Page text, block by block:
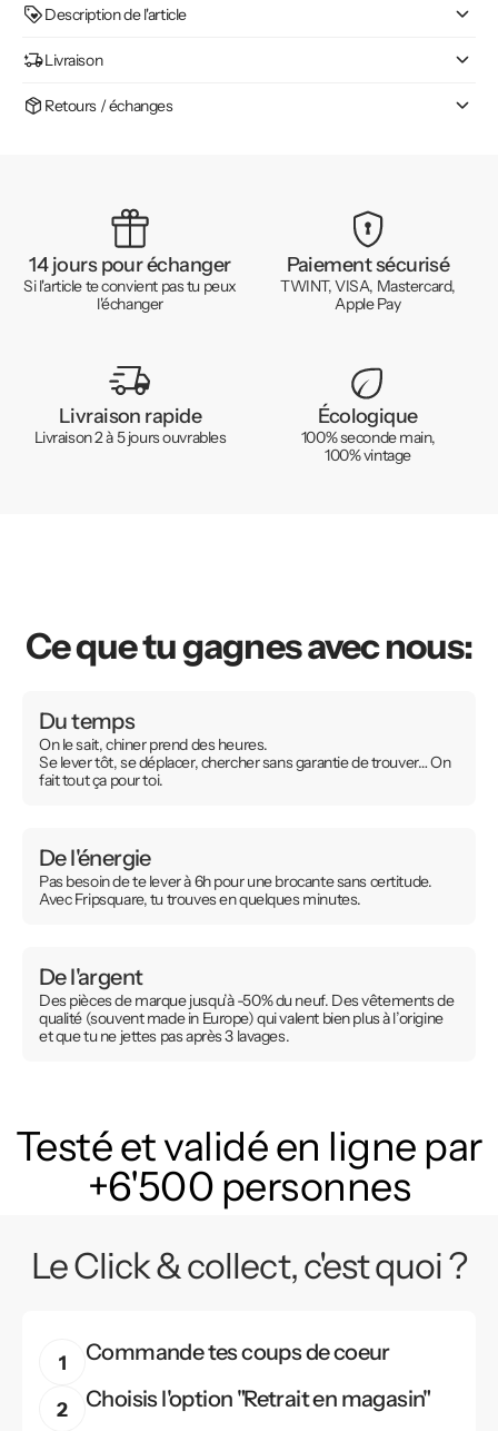
Description de l'article
Livraison
Retours / échanges
14 jours pour échanger
Si l'article te convient pas tu peux
l'échanger
Paiement sécurisé
TWINT, VISA, Mastercard,
Apple Pay
Livraison rapide
Livraison 2 à 5 jours ouvrables
Écologique
100% seconde main,
100% vintage
Ce que tu gagnes avec nous:
Du temps
On le sait, chiner prend des heures.
Se lever tôt, se déplacer, chercher sans garantie de trouver… On
fait tout ça pour toi.
De l'énergie
Pas besoin de te lever à 6h pour une brocante sans certitude.
Avec Fripsquare, tu trouves en quelques minutes.
De l'argent
Des pièces de marque jusqu’à -50% du neuf. Des vêtements de
qualité (souvent made in Europe) qui valent bien plus à l’origine
et que tu ne jettes pas après 3 lavages.
Testé et validé en ligne par
+6'500 personnes
Le Click & collect, c'est quoi ?
Commande tes coups de coeur
Choisis l'option "Retrait en magasin"